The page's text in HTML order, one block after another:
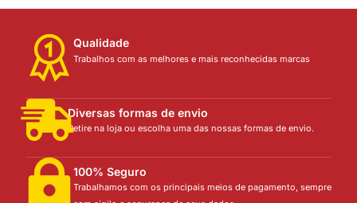
Qualidade
Trabalhos com as melhores e mais reconhecidas marcas
Diversas formas de envio
Retire na loja ou escolha uma das nossas formas de envio.
100% Seguro
Trabalhamos com os principais meios de pagamento, sempre